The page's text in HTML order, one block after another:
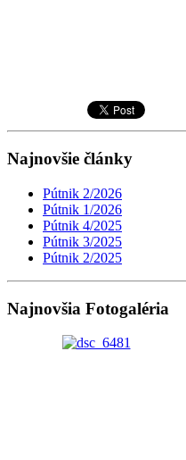
Najnovšie články
Pútnik 2/2026
Pútnik 1/2026
Pútnik 4/2025
Pútnik 3/2025
Pútnik 2/2025
Najnovšia Fotogaléria